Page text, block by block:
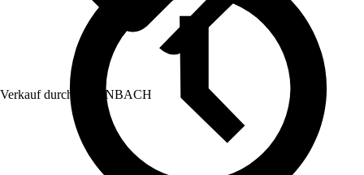
Verkauf durch: HORNBACH